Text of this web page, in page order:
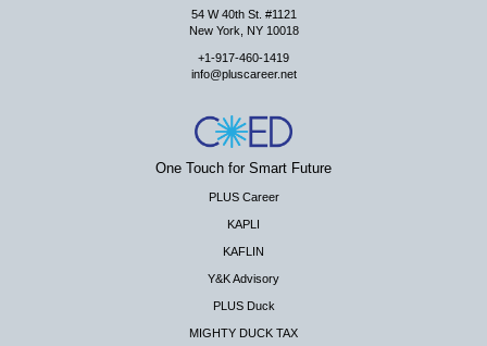
54 W 40th St. #1121
New York, NY 10018
+1-917-460-1419
info@pluscareer.net
One Touch for Smart Future
PLUS Career
KAPLI
KAFLIN
Y&K Advisory
PLUS Duck
MIGHTY DUCK TAX